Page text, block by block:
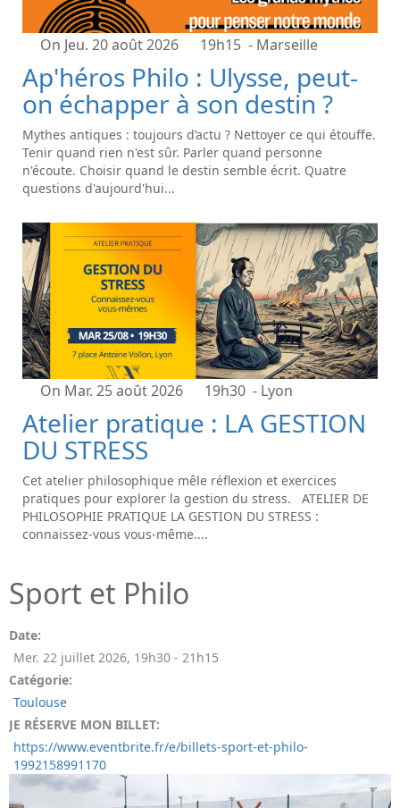
On Jeu. 20 août 2026 19h15 - Marseille
Ap'héros Philo : Ulysse, peut-
on échapper à son destin ?
Mythes antiques : toujours d’actu ? Nettoyer ce qui étouffe.
Tenir quand rien n'est sûr. Parler quand personne
n'écoute. Choisir quand le destin semble écrit. Quatre
questions d'aujourd'hui...
On Mar. 25 août 2026 19h30 - Lyon
Atelier pratique : LA GESTION
DU STRESS
Cet atelier philosophique mêle réflexion et exercices
pratiques pour explorer la gestion du stress. ATELIER DE
PHILOSOPHIE PRATIQUE LA GESTION DU STRESS :
connaissez-vous vous-même....
Sport et Philo
Date:
Mer. 22 juillet 2026, 19h30 - 21h15
Catégorie:
Toulouse
JE RÉSERVE MON BILLET:
https://www.eventbrite.fr/e/billets-sport-et-philo-
1992158991170